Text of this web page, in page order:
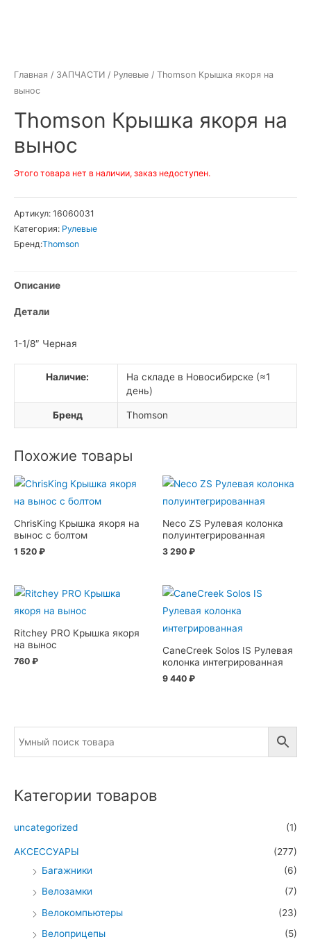
Главная / ЗАПЧАСТИ / Рулевые / Thomson Крышка якоря на
вынос
Thomson Крышка якоря на
вынос
Этого товара нет в наличии, заказ недоступен.
Артикул: 16060031
Категория: Рулевые
Бренд:Thomson
Описание
Детали
1-1/8″ Черная
Наличие:
На складе в Новосибирске (≈1
день)
Бренд Thomson
Похожие товары
ChrisKing Крышка якоря на
вынос с болтом
1 520 ₽
Neco ZS Рулевая колонка
полуинтегрированная
3 290 ₽
Ritchey PRO Крышка якоря
на вынос
760 ₽
CaneCreek Solos IS Рулевая
колонка интегрированная
9 440 ₽
Категории товаров
uncategorized (1)
АКСЕССУАРЫ
(277)
Багажники
(6)
Велозамки
(7)
Велокомпьютеры
(23)
Велоприцепы
(5)